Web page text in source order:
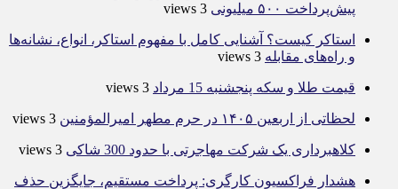
پیش‌پرداخت ۵۰۰ میلیونی
3 views
استاکر کیست؟ آشنایی کامل با مفهوم استاکر، انواع، نشانه‌ها
و راه‌های مقابله 3 views
قیمت طلا و سکه پنجشنبه 15 مرداد 3 views
لحظاتی از اربعین ۱۴۰۵ در حرم مطهر امیرالمؤمنین 3 views
کلاهبرداری یک شرکت مهاجرتی با حدود 300 شاکی 3 views
هشدار فراکسیون کارگری: پرداخت مستقیم، جایگزین حذف